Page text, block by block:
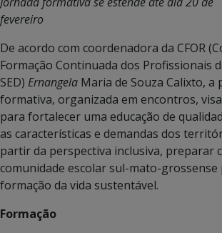
fevereiro
De acordo com coordenadora da CFOR
Formação Continuada dos Profissionais
SED) Ernangela Maria de Souza Calixto, a
formativa, organizada em encontros,
para fortalecer uma educação de
as características e demandas dos
partir da perspectiva inclusiva, preparar
comunidade escolar sul-mato-grossense
formação da vida sustentável.
Formação